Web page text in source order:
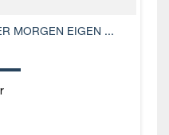
MORGEN EIGEN ...